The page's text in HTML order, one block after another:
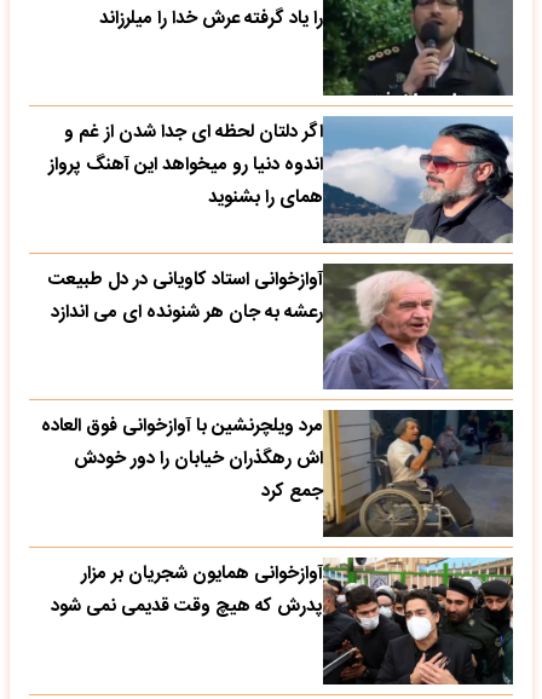
را یاد گرفته عرش خدا را میلرزاند
اگر دلتان لحظه ای جدا شدن از غم و
اندوه دنیا رو میخواهد این آهنگ پرواز
همای را بشنوید
آوازخوانی استاد کاویانی در دل طبیعت
رعشه به جان هر شنونده ای می اندازد
مرد ویلچرنشین با آوازخوانی فوق العاده
اش رهگذران خیابان را دور خودش
جمع کرد
آوازخوانی همایون شجریان بر مزار
پدرش که هیچ وقت قدیمی نمی شود